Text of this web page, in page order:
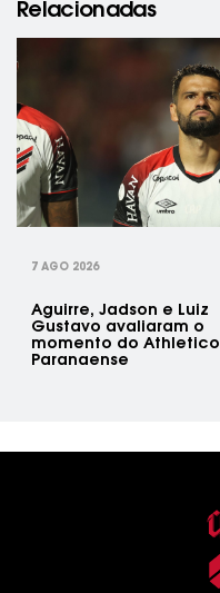
Relacionadas
7 AGO 2026
Aguirre, Jadson e Luiz
Gustavo avaliaram o
momento do Athletico
Paranaense